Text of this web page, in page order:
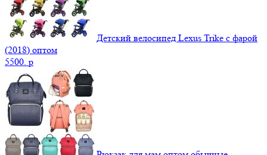
Детский велосипед Lexus Trike с фарой
(2018) оптом
5500. p